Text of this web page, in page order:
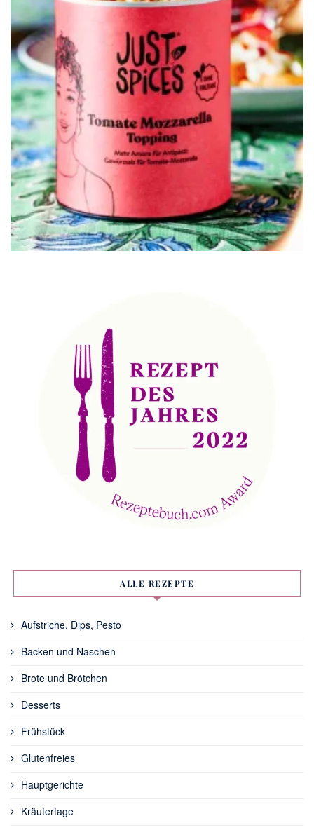
ALLE REZEPTE
Aufstriche, Dips, Pesto
Backen und Naschen
Brote und Brötchen
Desserts
Frühstück
Glutenfreies
Hauptgerichte
Kräutertage